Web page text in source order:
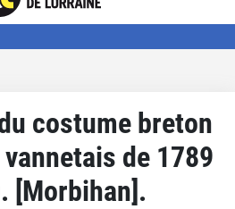
costume breton
de 1789
[Morbihan].